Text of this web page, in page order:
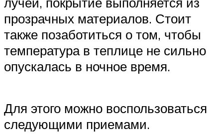
прозрачных материалов. Стоит
также позаботиться о том, чтобы
температура в теплице не сильно
опускалась в ночное время.
Для этого можно воспользоваться
следующими приемами.